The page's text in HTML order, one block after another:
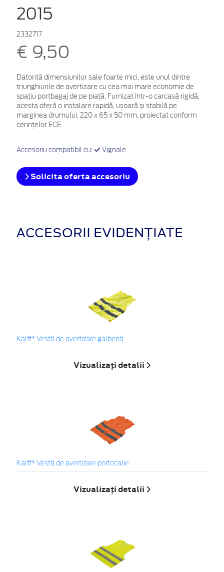
2015
2332717
€ 9,50
Datorită dimensiunilor sale foarte mici, este unul dintre
triunghiurile de avertizare cu cea mai mare economie de
spațiu portbagaj de pe piață. Furnizat într-o carcasă rigidă,
acesta oferă o instalare rapidă, ușoară și stabilă pe
marginea drumului. 220 x 65 x 50 mm, proiectat conform
cerințelor ECE
Accesoriu compatibil cu: Vignale
Solicita oferta accesoriu
ACCESORII EVIDENȚIATE
Kalff* Vestă de avertizare galbenă
Vizualizați detalii
Kalff* Vestă de avertizare portocalie
Vizualizați detalii